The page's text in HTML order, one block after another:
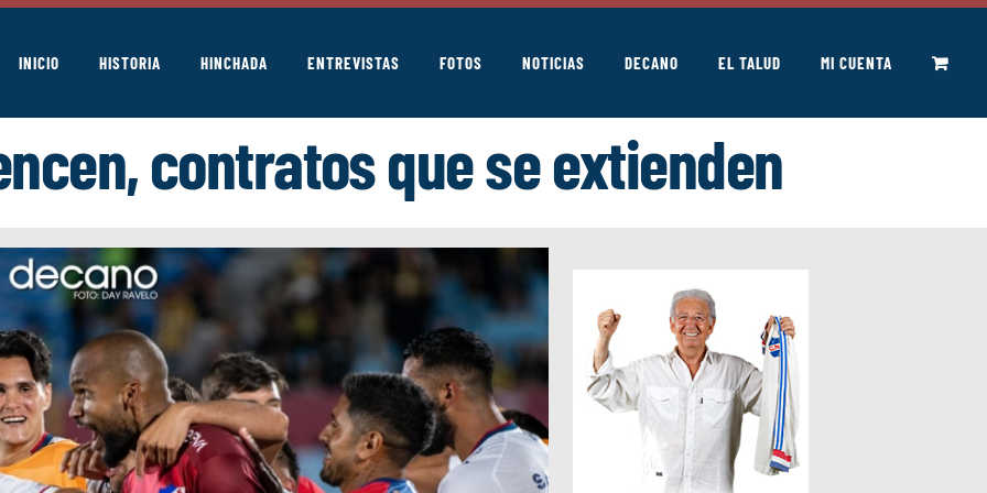
INICIO HISTORIA HINCHADA ENTREVISTAS FOTOS NOTICIAS DECANO EL TALUD MI CUENTA
contratos que se extienden